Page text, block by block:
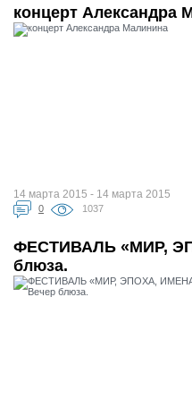
концерт Александра
14 марта 2015 - 14 марта 2015
0 1037
ФЕСТИВАЛЬ «МИР,
блюза.